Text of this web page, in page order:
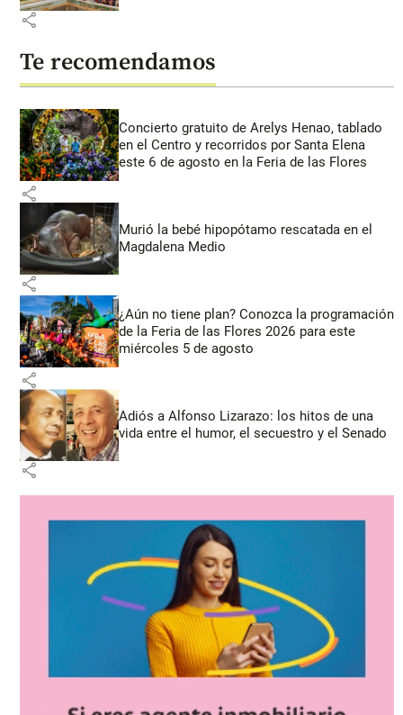
share
Te recomendamos
Concierto gratuito de Arelys Henao, tablado
en el Centro y recorridos por Santa Elena
este 6 de agosto en la Feria de las Flores
share
Murió la bebé hipopótamo rescatada en el
Magdalena Medio
share
¿Aún no tiene plan? Conozca la programación
de la Feria de las Flores 2026 para este
miércoles 5 de agosto
share
Adiós a Alfonso Lizarazo: los hitos de una
vida entre el humor, el secuestro y el Senado
share